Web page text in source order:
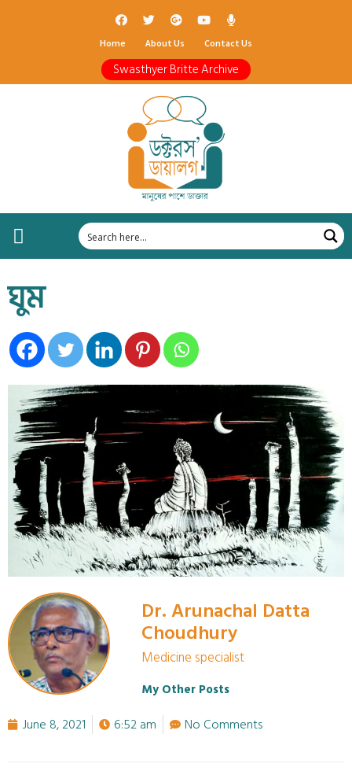
Home About Us Contact Us
Swasthyer Britte Archive
ঘুম
Dr. Arunachal Datta
Choudhury
Medicine specialist
My Other Posts
June 8, 2021 6:52 am No Comments